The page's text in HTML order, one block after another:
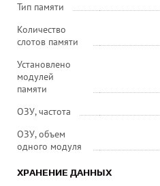
Тип памяти
Количество
слотов памяти
Установлено
модулей
памяти
ОЗУ, частота
ОЗУ, объем
одного модуля
ХРАНЕНИЕ ДАННЫХ